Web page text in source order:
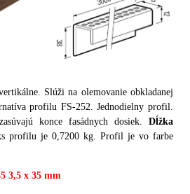
Slúži na olemovanie obkladanej
profilu FS-252. Jednodielny profil.
konce fasádnych dosiek.
Dĺžka
profilu je 0,7200 kg. Profil je vo farbe
3,5 x 35 mm